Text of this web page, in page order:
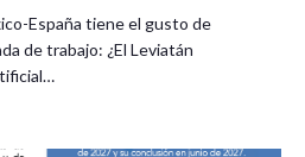
España tiene el gusto de
de trabajo: ¿El Leviatán